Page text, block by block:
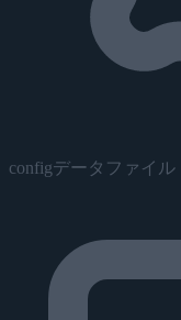
configデータファイル